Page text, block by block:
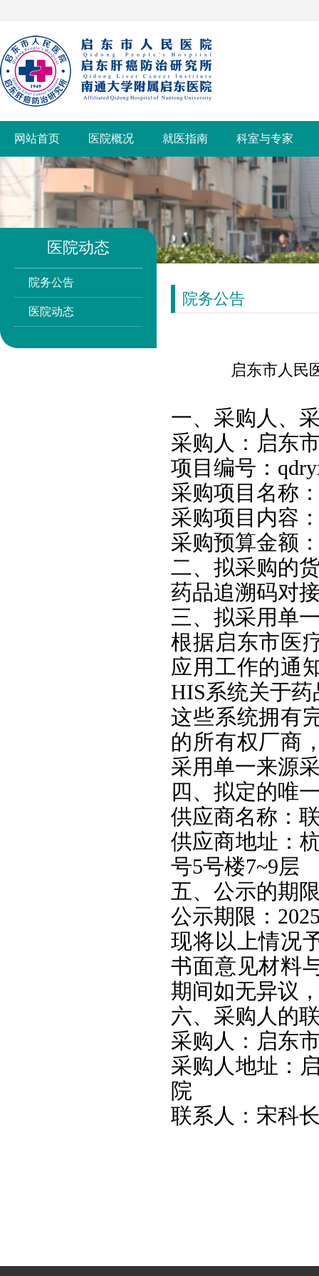
网站首页 医院概况 就医指南 科室与专家
医院动态
院务公告
医院动态
院务公告
启东市人民
一、采购人、
采购人：启东
项目编号：
采购项目名称
采购项目内容
采购预算金额
二、 拟采购的
药品追溯码对
三、拟采用单
根据启东市医
应用工作的通
HIS系统关于
这些系统拥有
的所有权厂商
采用单一来源
四、拟定的唯
供应商名称：
供应商地址：
号5号楼7~9层
五、公示的期
公示期限：
现将以上情况
书面意见材料
期间如无异议
六、采购人的
采购人：启东
采购人地址：
院
联系人：宋科